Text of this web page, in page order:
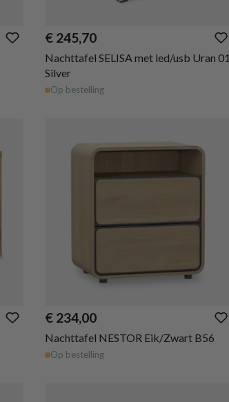
€ 245,70
Nachttafel SELISA met led/usb Uran 01
Silver
Op bestelling
€ 234,00
Nachttafel NESTOR Eik/Zwart B56
Op bestelling